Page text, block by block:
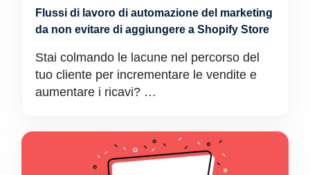
Flussi di lavoro di automazione del marketing
da non evitare di aggiungere a Shopify Store
Stai colmando le lacune nel percorso del
tuo cliente per incrementare le vendite e
aumentare i ricavi? …